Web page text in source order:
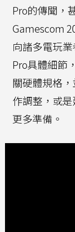
Pro的傳聞，
Gamescom
向諸多電玩
Pro具體細節
關硬體規格
作調整，或
更多準備。